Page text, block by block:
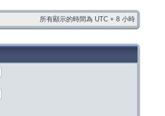
所有顯示的時間為 UTC + 8 小時